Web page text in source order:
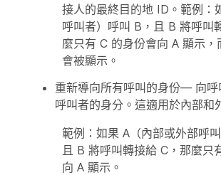
接人的最終目的地 ID。範例：
呼叫者）呼叫 B，且 B 將呼叫
麼只有 C 的身份會向 A 顯示，
會被顯示。
重新導向所有呼叫的身份— 向呼
呼叫者的身分。這適用於內部和
範例：如果 A（內部或外部呼
且 B 將呼叫轉接給 C，那麼只
向 A 顯示。